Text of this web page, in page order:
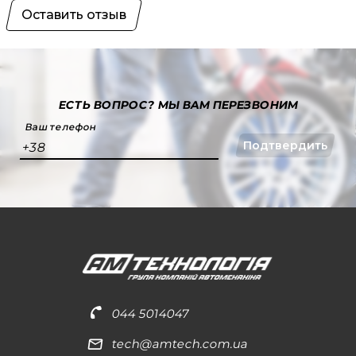
Оставить отзыв
ЕСТЬ ВОПРОС?МЫ ВАМ ПЕРЕЗВОНИМ
Ваш телефон
+38 Подтвердить
044 5014047
tech@amtech.com.ua